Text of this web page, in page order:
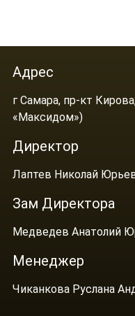
Адрес
г Самара, пр-кт
«Максидом»)
Директор
Лаптев Николай
Зам Директора
Медведев Анатолий
Менеджер
Чиканкова Руслана